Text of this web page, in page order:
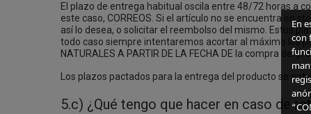
El plazo de entrega habitual oscila entre 48/72 horas a
este caso, CORREOS. Si el artículo no se encuentra en
así lo desea, o solicitar el reembolso del mismo. Estos
todo caso siempre intentaremos acortar al máximo los
NATURALES A PARTIR DE LA FECHA DE la compra del
Los plazos pactados para la entrega del producto se
5.c) ¿Qué tengo que hacer en caso de
En
con